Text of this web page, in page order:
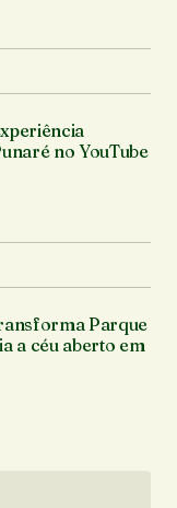
no YouTube
Parque
a céu aberto em